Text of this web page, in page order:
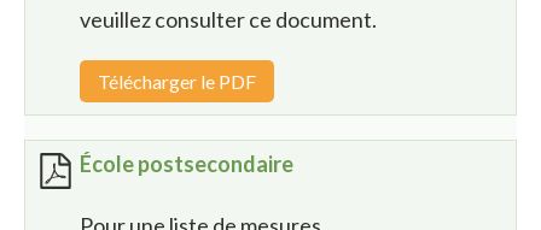
veuillez consulter ce document.
Télécharger le PDF
École postsecondaire
Pour une liste de mesures